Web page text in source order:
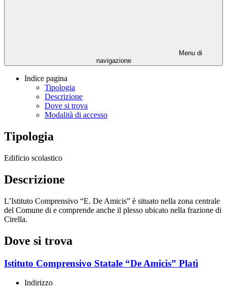
Menu di
navigazione
Indice pagina
Tipologia
Descrizione
Dove si trova
Modalità di accesso
Tipologia
Edificio scolastico
Descrizione
L’Istituto Comprensivo “E. De Amicis” è situato nella zona centrale
del Comune di e comprende anche il plesso ubicato nella frazione di
Cirella.
Dove si trova
Istituto Comprensivo Statale “De Amicis” Platì
Indirizzo